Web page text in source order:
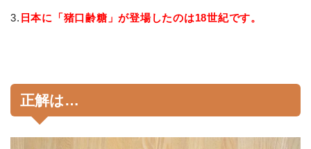
3. 日本に「猪口齢糖」が登場したのは18世紀です。
正解は…